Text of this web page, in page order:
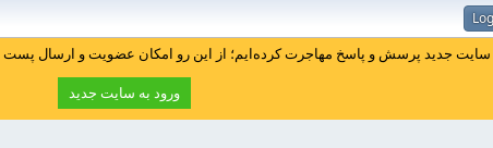
سایت جدید پرسش و پاسخ مهاجرت کرده‌ایم؛ از این رو امکان عضویت و ارسال پست
ورود به سایت جدید